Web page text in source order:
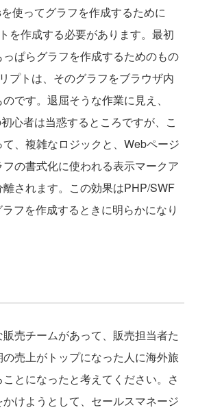
使ってグラフを作成するために
を作成する必要があります。最初
ぱらグラフを作成するためのもの
プトは、そのグラフをブラウザ内
です。退屈そうな作業に見え、
心者は当惑するところですが、こ
、複雑なロジックと、Webページ
の書式化に使われる表示マークア
されます。この効果はPHP/SWF
フを作成するときに明らかになり
売チームがあって、販売担当者た
売上がトップになった人に海外旅
とになったと考えてください。さ
けようとして、セールスマネージ